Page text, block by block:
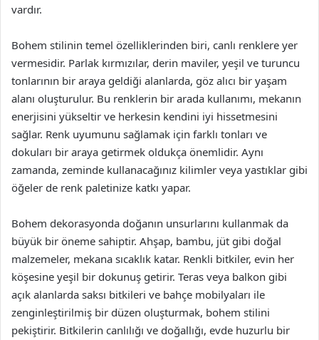
vardır.
Bohem stilinin temel özelliklerinden biri, canlı renklere yer
vermesidir. Parlak kırmızılar, derin maviler, yeşil ve turuncu
tonlarının bir araya geldiği alanlarda, göz alıcı bir yaşam
alanı oluşturulur. Bu renklerin bir arada kullanımı, mekanın
enerjisini yükseltir ve herkesin kendini iyi hissetmesini
sağlar. Renk uyumunu sağlamak için farklı tonları ve
dokuları bir araya getirmek oldukça önemlidir. Aynı
zamanda, zeminde kullanacağınız kilimler veya yastıklar gibi
öğeler de renk paletinize katkı yapar.
Bohem dekorasyonda doğanın unsurlarını kullanmak da
büyük bir öneme sahiptir. Ahşap, bambu, jüt gibi doğal
malzemeler, mekana sıcaklık katar. Renkli bitkiler, evin her
köşesine yeşil bir dokunuş getirir. Teras veya balkon gibi
açık alanlarda saksı bitkileri ve bahçe mobilyaları ile
zenginleştirilmiş bir düzen oluşturmak, bohem stilini
pekiştirir. Bitkilerin canlılığı ve doğallığı, evde huzurlu bir